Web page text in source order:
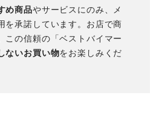
め商品やサービスにのみ、メ
を承諾しています。お店で商
この信頼の「ベストバイマー
ないお買い物をお楽しみくだ